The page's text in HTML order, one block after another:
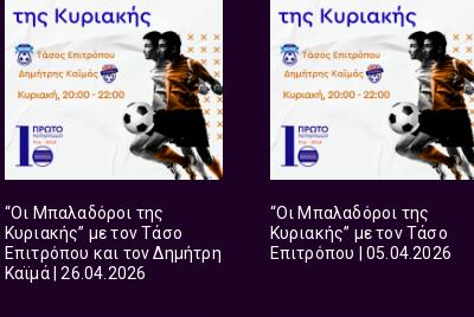
“Οι Μπαλαδόροι της
Κυριακής” με τον Τάσο
Επιτρόπου και τον Δημήτρη
Καϊμά | 26.04.2026
“Οι Μπαλαδόροι της
Κυριακής” με τον Τάσο
Επιτρόπου | 05.04.2026